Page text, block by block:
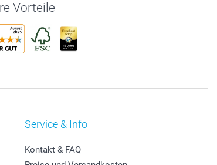
Vorteile
Service & Info
Kontakt & FAQ